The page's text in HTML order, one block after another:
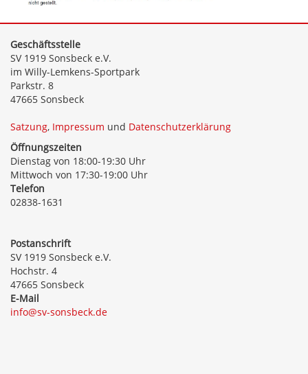
Geschäftsstelle
SV 1919 Sonsbeck e.V.
im Willy-Lemkens-Sportpark
Parkstr. 8
47665 Sonsbeck
Satzung, Impressum und Datenschutzerklärung
Öffnungszeiten
Dienstag von 18:00-19:30 Uhr
Mittwoch von 17:30-19:00 Uhr
Telefon
02838-1631
Postanschrift
SV 1919 Sonsbeck e.V.
Hochstr. 4
47665 Sonsbeck
E-Mail
info@sv-sonsbeck.de